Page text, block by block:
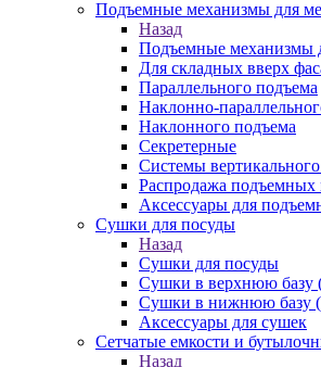
Подъемные механизмы для
Назад
Подъемные механизмы
Для складных вверх
Параллельного подъема
Наклонно-
Наклонного подъема
Секретерные
Системы
Распродажа подъемных
Аксессуары для
Сушки для посуды
Назад
Сушки для посуды
Сушки в верхнюю базу
Сушки в нижнюю базу
Аксессуары для сушек
Сетчатые емкости и
Назад